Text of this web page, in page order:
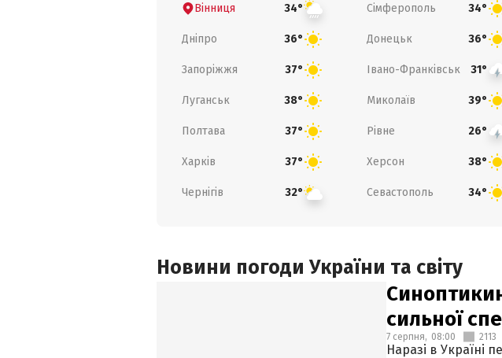
Вінниця 34° Сімферополь 34°
Дніпро 36° Донецьк 36°
Запоріжжя 37° Івано-Франківськ 31°
Луганськ 38° Миколаїв 39°
Полтава 37° Рівне 26°
Харків 37° Херсон 38°
Чернігів 32° Севастополь 34°
Новини погоди України та світу
сильної
7 серпня, 08:00 2113
Наразі в Україні